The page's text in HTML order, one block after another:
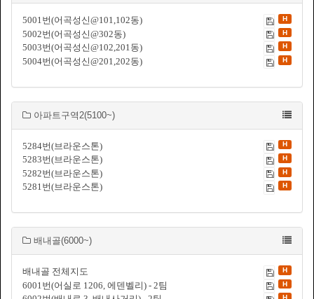
H
5001번(어곡성신@101,102동)
H
5002번(어곡성신@302동)
H
5003번(어곡성신@102,201동)
H
5004번(어곡성신@201,202동)
아파트구역2(5100~)
H
5284번(브라운스톤)
H
5283번(브라운스톤)
H
5282번(브라운스톤)
H
5281번(브라운스톤)
배내골(6000~)
H
배내골 전체지도
H
6001번(어실로 1206, 에덴벨리) - 2팀
H